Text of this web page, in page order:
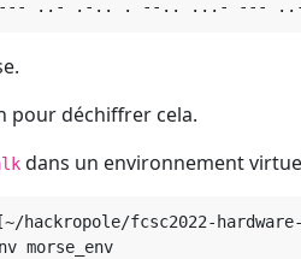
pour déchiffrer cela.
dans un environnement
hackropole/fcsc2022-hardware-
-m venv